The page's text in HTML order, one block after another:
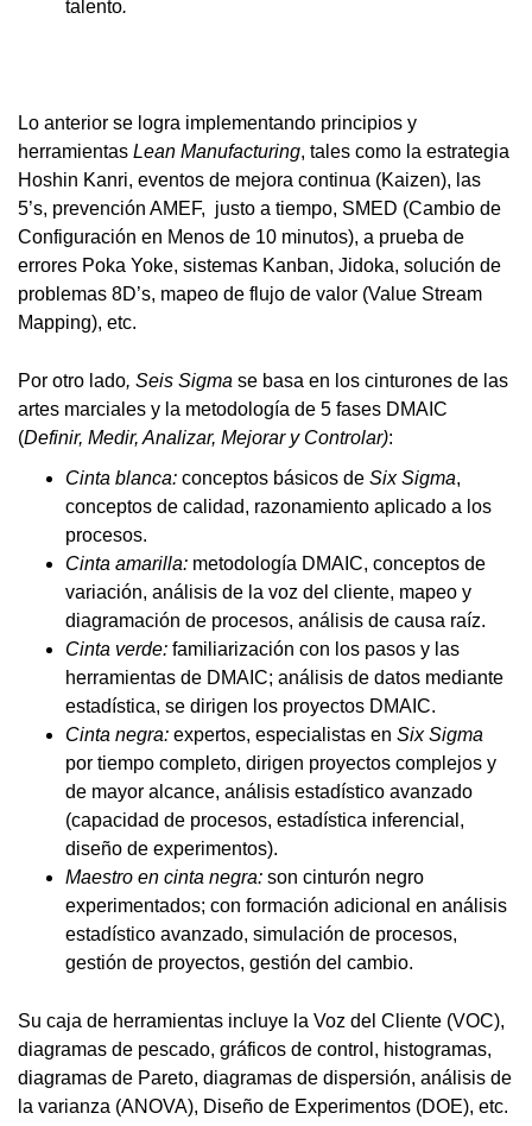
talento.
Lo anterior se logra implementando principios y
herramientas Lean Manufacturing, tales como la estrategia
Hoshin Kanri, eventos de mejora continua (Kaizen), las
5’s, prevención AMEF, justo a tiempo, SMED (Cambio de
Configuración en Menos de 10 minutos), a prueba de
errores Poka Yoke, sistemas Kanban, Jidoka, solución de
problemas 8D’s, mapeo de flujo de valor (Value Stream
Mapping), etc.
Por otro lado, Seis Sigma se basa en los cinturones de las
artes marciales y la metodología de 5 fases DMAIC
(Definir, Medir, Analizar, Mejorar y Controlar):
Cinta blanca: conceptos básicos de Six Sigma,
conceptos de calidad, razonamiento aplicado a los
procesos.
Cinta amarilla: metodología DMAIC, conceptos de
variación, análisis de la voz del cliente, mapeo y
diagramación de procesos, análisis de causa raíz.
Cinta verde: familiarización con los pasos y las
herramientas de DMAIC; análisis de datos mediante
estadística, se dirigen los proyectos DMAIC.
Cinta negra: expertos, especialistas en Six Sigma
por tiempo completo, dirigen proyectos complejos y
de mayor alcance, análisis estadístico avanzado
(capacidad de procesos, estadística inferencial,
diseño de experimentos).
Maestro en cinta negra: son cinturón negro
experimentados; con formación adicional en análisis
estadístico avanzado, simulación de procesos,
gestión de proyectos, gestión del cambio.
Su caja de herramientas incluye la Voz del Cliente (VOC),
diagramas de pescado, gráficos de control, histogramas,
diagramas de Pareto, diagramas de dispersión, análisis de
la varianza (ANOVA), Diseño de Experimentos (DOE), etc.